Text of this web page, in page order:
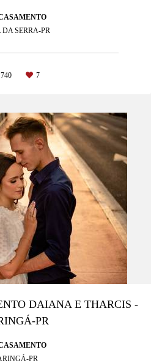
SERRA-PR
740 7
DAIANA E THARCIS -
PR
PR